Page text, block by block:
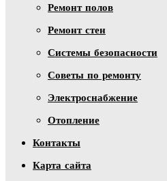
Ремонт полов
Ремонт стен
Системы безопасности
Советы по ремонту
Электроснабжение
Отопление
Контакты
Карта сайта